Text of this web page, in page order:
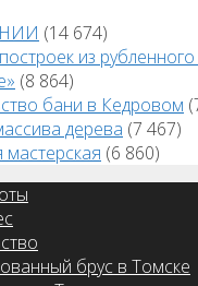
(14 674)
из
(8 864)
бани в Кедровом
дерева (7 467)
мастерская (6 860)
брус в Томске